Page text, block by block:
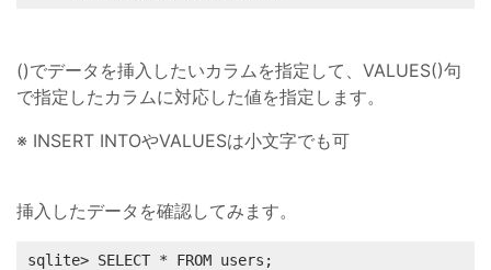
()でデータを挿入したいカラムを指定して、VALUES()句
で指定したカラムに対応した値を指定します。
※ INSERT INTOやVALUESは小文字でも可
挿入したデータを確認してみます。
sqlite> SELECT * FROM users;